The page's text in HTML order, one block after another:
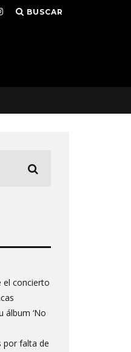
BUSCAR
el concierto
álbum ‘No
por falta de